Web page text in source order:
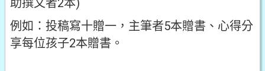
助撰文者2本)
例如：投稿寫十贈一，主筆者5本贈書、心得分
享每位孩子2本贈書。